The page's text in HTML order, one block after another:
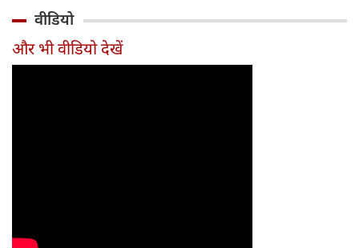
बातें
नजरअंदाज
वीडियो
और भी वीडियो देखें